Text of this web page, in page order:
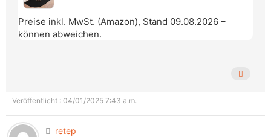
Preise inkl. MwSt. (Amazon), Stand 09.08.2026 –
können abweichen.
Veröffentlicht : 04/01/2025 7:43 a.m.
retep